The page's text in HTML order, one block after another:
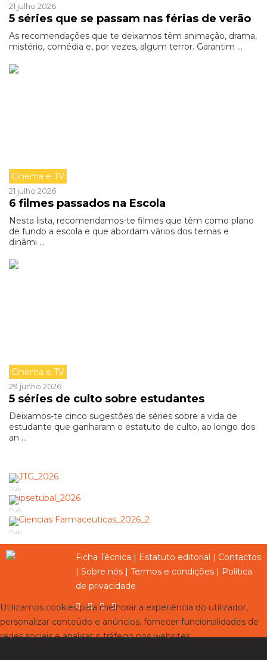
21 julho 2026
5 séries que se passam nas férias de verão
As recomendações que te deixamos têm animação, drama,
mistério, comédia e, por vezes, algum terror. Garantim ...
Cinema e TV
21 julho 2026
6 filmes passados na Escola
Nesta lista, recomendamos-te filmes que têm como plano
de fundo a escola e que abordam vários dos temas e
dinâmi ...
Cinema e TV
29 junho 2026
5 séries de culto sobre estudantes
Deixamos-te cinco sugestões de séries sobre a vida de
estudante que ganharam o estatuto de culto, ao longo dos
an ...
Pub
Pub
Pub
Ficha Técnica | Estatuto editorial | Contactos
| Sobre nós | Termos e condições | Política
de privacidade
Utilizamos cookies para melhorar a experiência do utilizador,
personalizar conteúdo e anúncios, fornecer funcionalidades de
redes sociais e analisar o tráfego nos websites.